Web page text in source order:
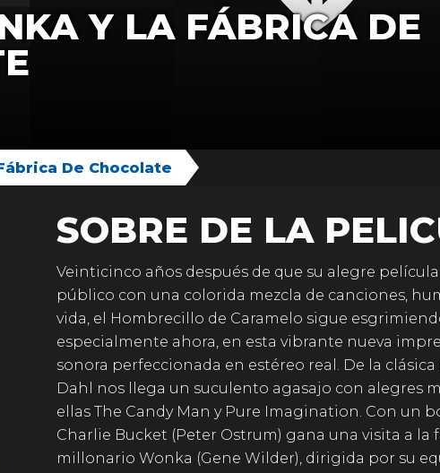
Y LA FÁBRICA DE
De Chocolate
SOBRE DE LA
Veinticinco años después de que su alegre
público con una colorida mezcla de canciones,
vida, el Hombrecillo de Caramelo sigue
especialmente ahora, en esta vibrante nueva
sonora perfeccionada en estéreo real. De la
Dahl nos llega un suculento agasajo con alegres
ellas The Candy Man y Pure Imagination. Con un
Charlie Bucket (Peter Ostrum) gana una visita a la
millonario Wonka (Gene Wilder), dirigida por su